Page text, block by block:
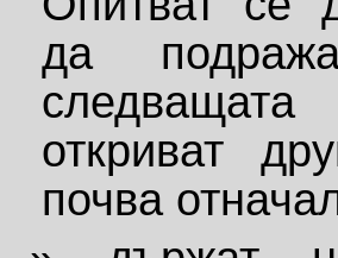
да
откриват
почва